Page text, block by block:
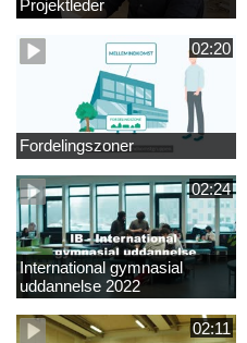
Projektleder
02:20
Fordelingszoner
02:24
International gymnasial
uddannelse 2022
02:11